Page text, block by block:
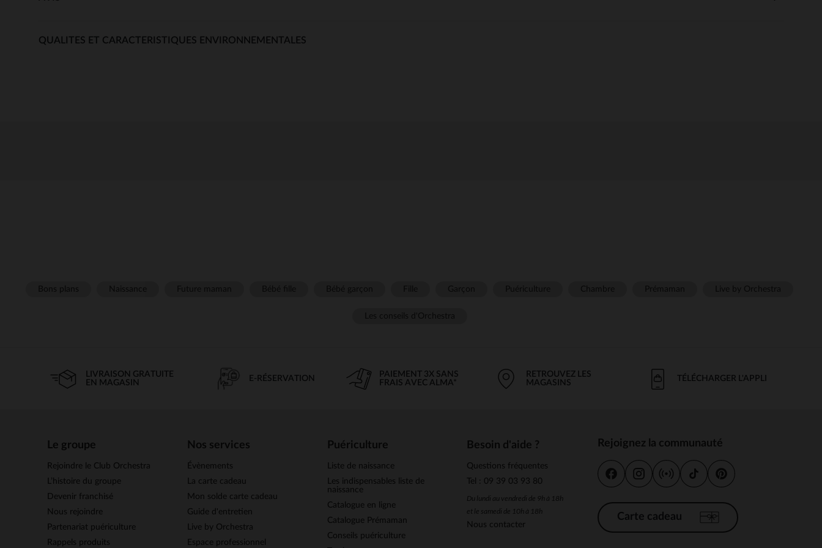
QUALITES ET CARACTERISTIQUES ENVIRONNEMENTALES
LIVRAISON GRATUITE
EN MAGASIN
E-RÉSERVATION
PAIEMENT 3X SANS
FRAIS AVEC ALMA*
RETROUVEZ LES
MAGASINS
TÉLÉCHARGER L'APPLI
Le groupe
Rejoindre le Club Orchestra
L’histoire du groupe
Devenir franchisé
Nous rejoindre
Partenariat puériculture
Rappels produits
Nos services
Évènements
La carte cadeau
Mon solde carte cadeau
Guide d'entretien
Live by Orchestra
Espace professionnel
Puériculture
Liste de naissance
Les indispensables liste de
naissance
Catalogue en ligne
Catalogue Prémaman
Conseils puériculture
Besoin d'aide ?
Questions fréquentes
Tel : 09 39 03 93 80
Du lundi au vendredi de 9h à 18h
et le samedi de 10h à 18h
Nous contacter
Rejoignez la communauté
Carte cadeau